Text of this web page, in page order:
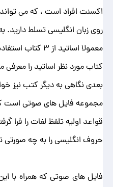
اکسنت افراد است ، که می
روی زبان انگلیسی تسلط دارید.
معمولا اساتید
کتاب مورد نظر اساتید را
بعدی نگاهی به دیگر کتب نیز
مجموعه فایل های صوتی است
قواعد اولیه تلفظ لغات را فرا
حروف انگلیسی را به چه صورتی
فایل های صوتی که همراه با